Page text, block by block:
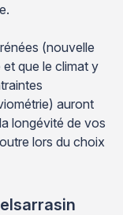
(nouvelle
que le climat y
auront
longévité de vos
lors du choix